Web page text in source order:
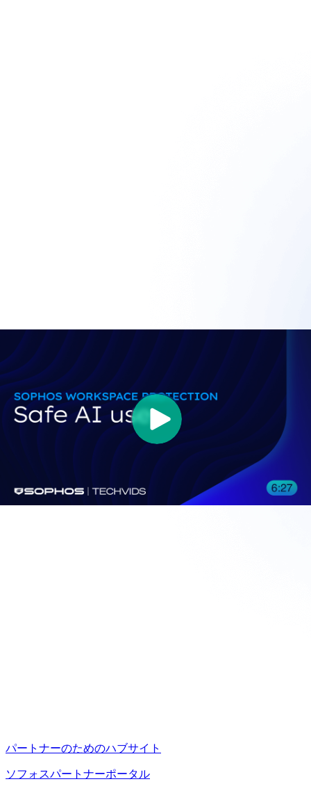
パートナーのためのハブサイト
ソフォスパートナーポータル